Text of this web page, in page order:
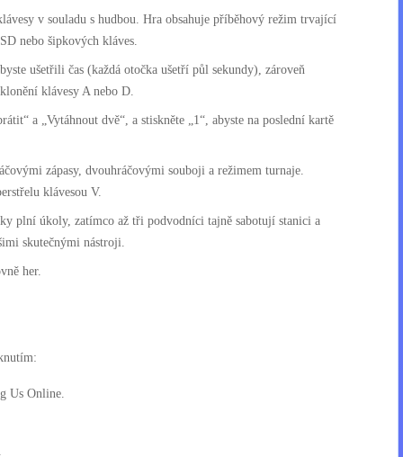
v souladu s hudbou. Hra obsahuje příběhový režim trvající
nebo šipkových kláves.
ušetřili čas (každá otočka ušetří půl sekundy), zároveň
klávesy A nebo D.
a „Vytáhnout dvě“, a stiskněte „1“, abyste na poslední kartě
zápasy, dvouhráčovými souboji a režimem turnaje.
klávesou V.
plní úkoly, zatímco až tři podvodníci tajně sabotují stanici a
skutečnými nástroji.
her.
Us Online.